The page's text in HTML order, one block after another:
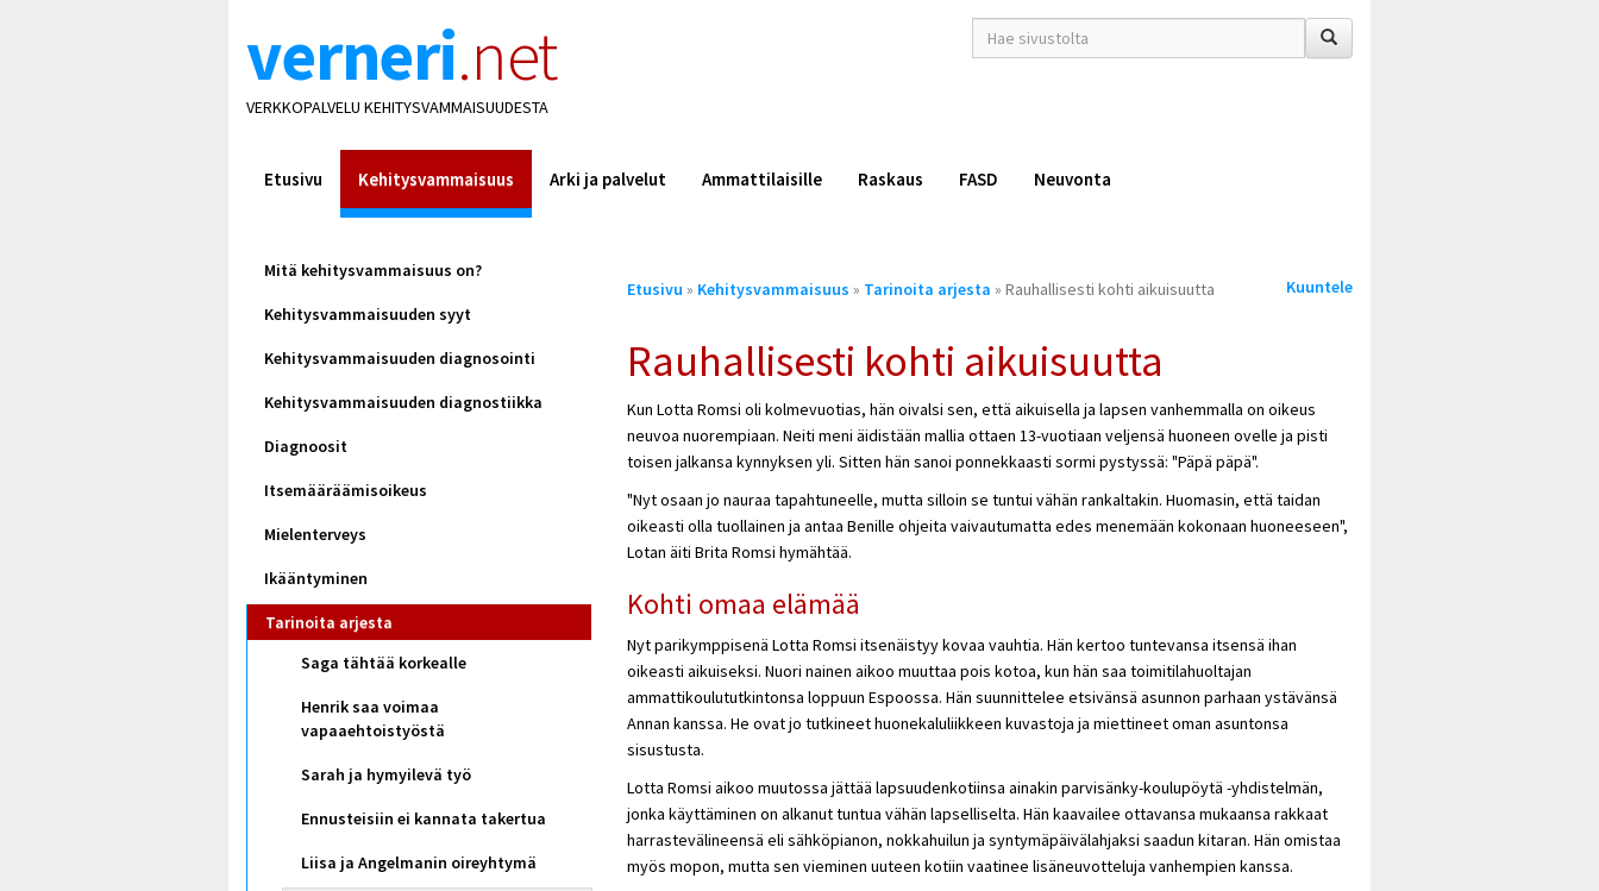
verneri.net
VERKKOPALVELU KEHITYSVAMMAISUUDESTA
hakusana(t)
*
Etusivu Kehitysvammaisuus Arki ja palvelut Ammattilaisille Raskaus FASD Neuvonta
Mitä kehitysvammaisuus on?
Kehitysvammaisuuden syyt
Kehitysvammaisuuden diagnosointi
Kehitysvammaisuuden diagnostiikka
Diagnoosit
Itsemääräämisoikeus
Mielenterveys
Ikääntyminen
Tarinoita arjesta
Saga tähtää korkealle
Henrik saa voimaa
vapaaehtoistyöstä
Sarah ja hymyilevä työ
Ennusteisiin ei kannata takertua
Liisa ja Angelmanin oireyhtymä
Olet
Etusivu » Kehitysvammaisuus » Tarinoita arjesta » Rauhallisesti kohti aikuisuutta Kuuntele
Rauhallisesti kohti aikuisuutta
Kun Lotta Romsi oli kolmevuotias, hän oivalsi sen, että aikuisella ja lapsen vanhemmalla on oikeus
neuvoa nuorempiaan. Neiti meni äidistään mallia ottaen 13-vuotiaan veljensä huoneen ovelle ja pisti
toisen jalkansa kynnyksen yli. Sitten hän sanoi ponnekkaasti sormi pystyssä: "Päpä päpä".
"Nyt osaan jo nauraa tapahtuneelle, mutta silloin se tuntui vähän rankaltakin. Huomasin, että taidan
oikeasti olla tuollainen ja antaa Benille ohjeita vaivautumatta edes menemään kokonaan huoneeseen",
Lotan äiti Brita Romsi hymähtää.
Kohti omaa elämää
Nyt parikymppisenä Lotta Romsi itsenäistyy kovaa vauhtia. Hän kertoo tuntevansa itsensä ihan
oikeasti aikuiseksi. Nuori nainen aikoo muuttaa pois kotoa, kun hän saa toimitilahuoltajan
ammattikoulututkintonsa loppuun Espoossa. Hän suunnittelee etsivänsä asunnon parhaan ystävänsä
Annan kanssa. He ovat jo tutkineet huonekaluliikkeen kuvastoja ja miettineet oman asuntonsa
sisustusta.
Lotta Romsi aikoo muutossa jättää lapsuudenkotiinsa ainakin parvisänky-koulupöytä -yhdistelmän,
jonka käyttäminen on alkanut tuntua vähän lapselliselta. Hän kaavailee ottavansa mukaansa rakkaat
harrastevälineensä eli sähköpianon, nokkahuilun ja syntymäpäivälahjaksi saadun kitaran. Hän omistaa
myös mopon, mutta sen vieminen uuteen kotiin vaatinee lisäneuvotteluja vanhempien kanssa.